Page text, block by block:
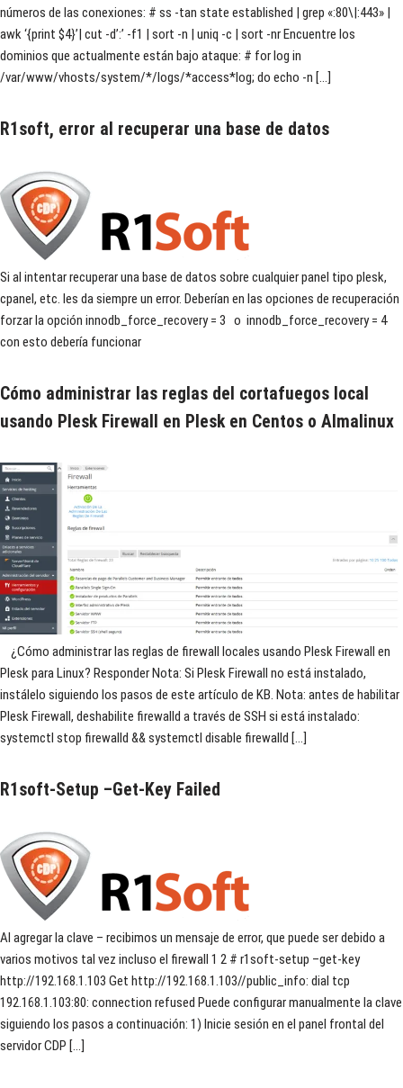
números de las conexiones: # ss -tan state established | grep «:80\|:443» |
awk ‘{print $4}’| cut -d’:’ -f1 | sort -n | uniq -c | sort -nr Encuentre los
dominios que actualmente están bajo ataque: # for log in
/var/www/vhosts/system/*/logs/*access*log; do echo -n […]
R1soft, error al recuperar una base de datos
Si al intentar recuperar una base de datos sobre cualquier panel tipo plesk,
cpanel, etc. les da siempre un error. Deberían en las opciones de recuperación
forzar la opción innodb_force_recovery = 3 o innodb_force_recovery = 4
con esto debería funcionar
Cómo administrar las reglas del cortafuegos local
usando Plesk Firewall en Plesk en Centos o Almalinux
¿Cómo administrar las reglas de firewall locales usando Plesk Firewall en
Plesk para Linux? Responder Nota: Si Plesk Firewall no está instalado,
instálelo siguiendo los pasos de este artículo de KB. Nota: antes de habilitar
Plesk Firewall, deshabilite firewalld a través de SSH si está instalado:
systemctl stop firewalld && systemctl disable firewalld […]
R1soft-Setup –Get-Key Failed
Al agregar la clave – recibimos un mensaje de error, que puede ser debido a
varios motivos tal vez incluso el firewall 1 2 # r1soft-setup –get-key
http://192.168.1.103 Get http://192.168.1.103//public_info: dial tcp
192.168.1.103:80: connection refused Puede configurar manualmente la clave
siguiendo los pasos a continuación: 1) Inicie sesión en el panel frontal del
servidor CDP […]